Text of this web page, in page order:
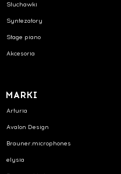
Słuchawki
Syntezatory
Stage piano
Akcesoria
MARKI
Arturia
Avalon Design
Brauner.microphones
elysia